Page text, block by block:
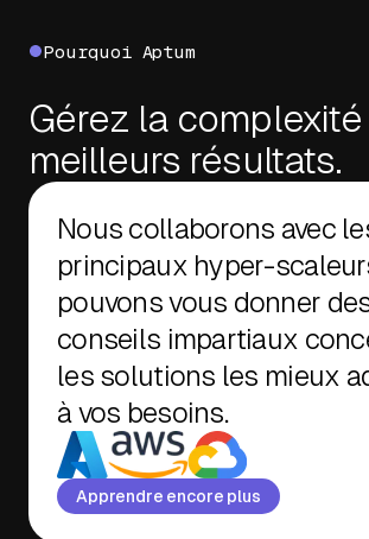
Pourquoi Aptum
Gérez la
meilleurs résultats.
Nous collaborons avec
principaux hyper-
pouvons vous donner
conseils impartiaux
les solutions les mieux
à vos besoins.
Apprendre encore plus